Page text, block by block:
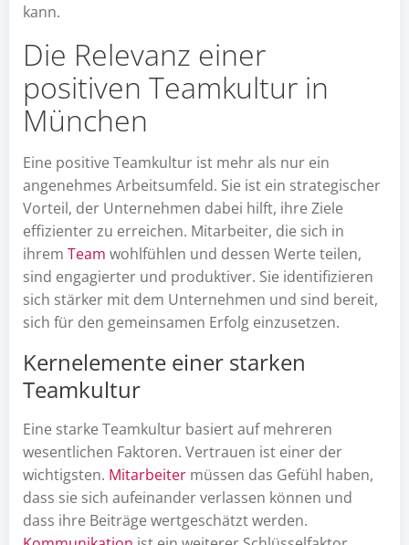
kann.
Die Relevanz einer
positiven Teamkultur in
München
Eine positive Teamkultur ist mehr als nur ein
angenehmes Arbeitsumfeld. Sie ist ein strategischer
Vorteil, der Unternehmen dabei hilft, ihre Ziele
effizienter zu erreichen. Mitarbeiter, die sich in
ihrem Team wohlfühlen und dessen Werte teilen,
sind engagierter und produktiver. Sie identifizieren
sich stärker mit dem Unternehmen und sind bereit,
sich für den gemeinsamen Erfolg einzusetzen.
Kernelemente einer starken
Teamkultur
Eine starke Teamkultur basiert auf mehreren
wesentlichen Faktoren. Vertrauen ist einer der
wichtigsten. Mitarbeiter müssen das Gefühl haben,
dass sie sich aufeinander verlassen können und
dass ihre Beiträge wertgeschätzt werden.